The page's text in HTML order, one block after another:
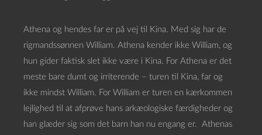
Athena og hendes far er på vej til Kina. Med sig har de
rigmandssønnen William. Athena kender ikke William, og
hun gider faktisk slet ikke være i Kina. For Athena er det
meste bare dumt og irriterende – turen til Kina, far og
ikke mindst William. For William er turen en kærkommen
lejlighed til at afprøve hans arkæologiske færdigheder og
han glæder sig som det barn han nu engang er. Athenas